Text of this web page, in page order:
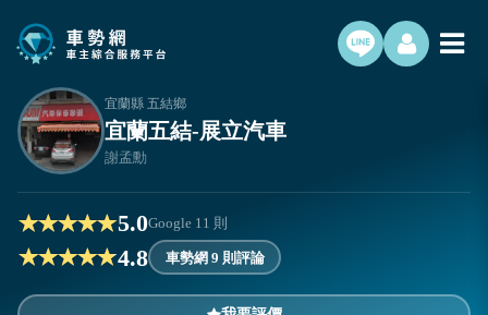
宜蘭縣 五結鄉
宜蘭五結-展立汽車
謝孟勳
5.0Google 11 則
4.8 車勢網 9 則評論